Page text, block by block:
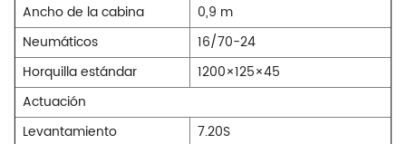
Ancho de la cabina
0,9 m
Neumáticos
16/70-24
Horquilla estándar
1200×125×45
Actuación
Levantamiento
7.20S